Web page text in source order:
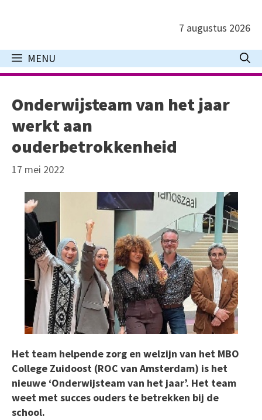
inhoud
7 augustus 2026
MENU
Onderwijsteam van het jaar
werkt aan
ouderbetrokkenheid
17 mei 2022
Het team helpende zorg en welzijn van het MBO
College Zuidoost (ROC van Amsterdam) is het
nieuwe ‘Onderwijsteam van het jaar’. Het team
weet met succes ouders te betrekken bij de
school.